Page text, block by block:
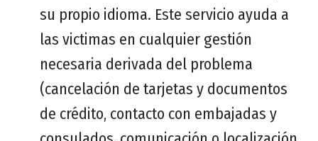
su propio idioma. Este servicio ayuda a
las victimas en cualquier gestión
necesaria derivada del problema
(cancelación de tarjetas y documentos
de crédito, contacto con embajadas y